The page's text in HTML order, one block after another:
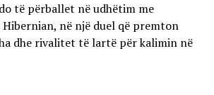
të përballet në udhëtim me
Hibernian, në një duel që premton
dhe rivalitet të lartë për kalimin në